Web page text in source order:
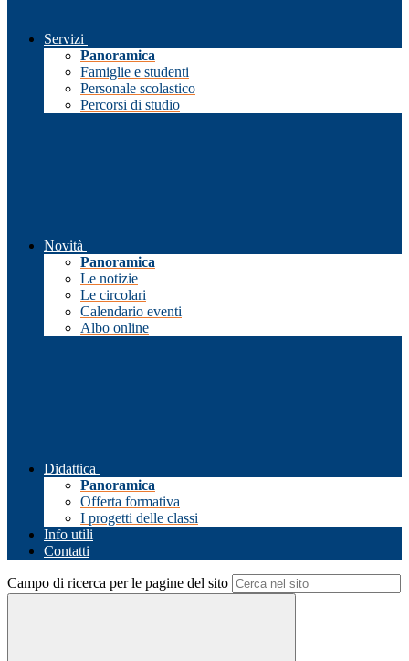
Servizi
Panoramica
Famiglie e studenti
Personale scolastico
Percorsi di studio
Novità
Panoramica
Le notizie
Le circolari
Calendario eventi
Albo online
Didattica
Panoramica
Offerta formativa
I progetti delle classi
Info utili
Contatti
Campo di ricerca per le pagine del sito